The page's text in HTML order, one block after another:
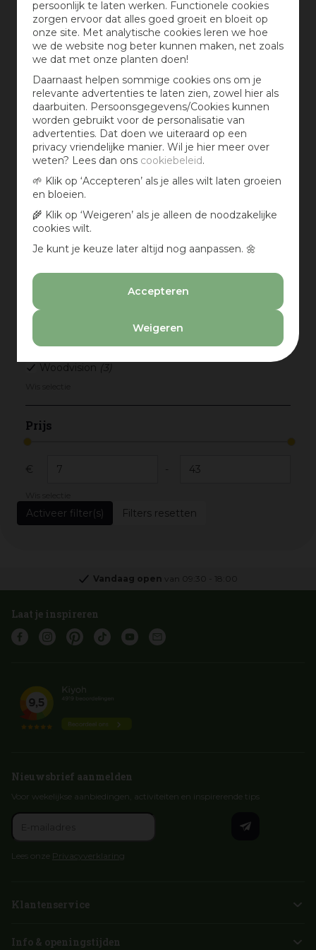
persoonlijk te laten werken. Functionele cookies
zorgen ervoor dat alles goed groeit en bloeit op
onze site. Met analytische cookies leren we hoe
we de website nog beter kunnen maken, net zoals
we dat met onze planten doen!
Daarnaast helpen sommige cookies ons om je
relevante advertenties te laten zien, zowel hier als
daarbuiten. Persoonsgegevens/Cookies kunnen
worden gebruikt voor de personalisatie van
advertenties. Dat doen we uiteraard op een
privacy vriendelijke manier. Wil je hier meer over
weten? Lees dan ons cookiebeleid.
🌱 Klik op ‘Accepteren’ als je alles wilt laten groeien
en bloeien.
🌾 Klik op ‘Weigeren’ als je alleen de noodzakelijke
cookies wilt.
Je kunt je keuze later altijd nog aanpassen. 🌼
Accepteren
Weigeren
Dikte in cm
2.8(2)
Houtsoort
Composiet (1)
Douglas(1)
W.P.C.(1)
Behandeling
Wis selectie
Merk
Woodvision (3)
Prijs
€ -
Filters resetten
Vandaag open van 09:30 18:00
Laat je inspireren
Nieuwsbrief aanmelden
Voor wekelijkse aanbiedingen, activiteiten en inspirerende tips
Lees onze Privacyverklaring
Klantenservice
Info & openingstijden